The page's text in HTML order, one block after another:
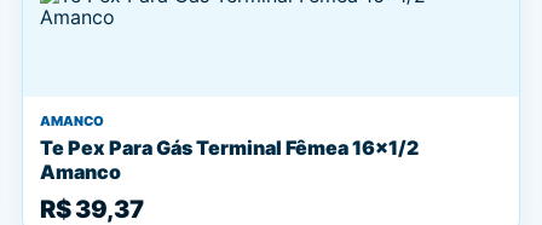
AMANCO
Te Pex Para Gás Terminal Fêmea 16x1/2
Amanco
R$ 39,37